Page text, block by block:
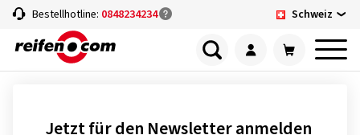
Bestellhotline: 0848234234 Schweiz
Jetzt für den Newsletter anmelden